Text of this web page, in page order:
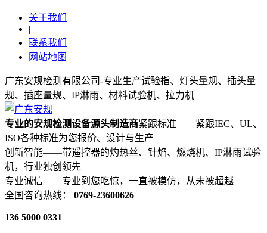
关于我们
|
联系我们
网站地图
广东安规检测有限公司-专业生产试验指、灯头量规、插头量
规、插座量规、IP淋雨、材料试验机、拉力机
专业的安规检测设备源头制造商紧跟标准——紧跟IEC、UL、
ISO各种标准为您报价、设计与生产
创新智能——带遥控器的灼热丝、针焰、燃烧机、IP淋雨试验
机，行业独创领先
专业诚信——专业到您吃惊，一直被模仿，从未被超越
全国咨询热线： 0769-23600626
136 5000 0331